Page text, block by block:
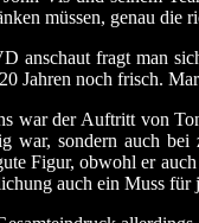
müssen, genau die
anschaut fragt man
Jahren noch frisch.
war der Auftritt von
war, sondern auch
Figur, obwohl er
auch ein Muss für